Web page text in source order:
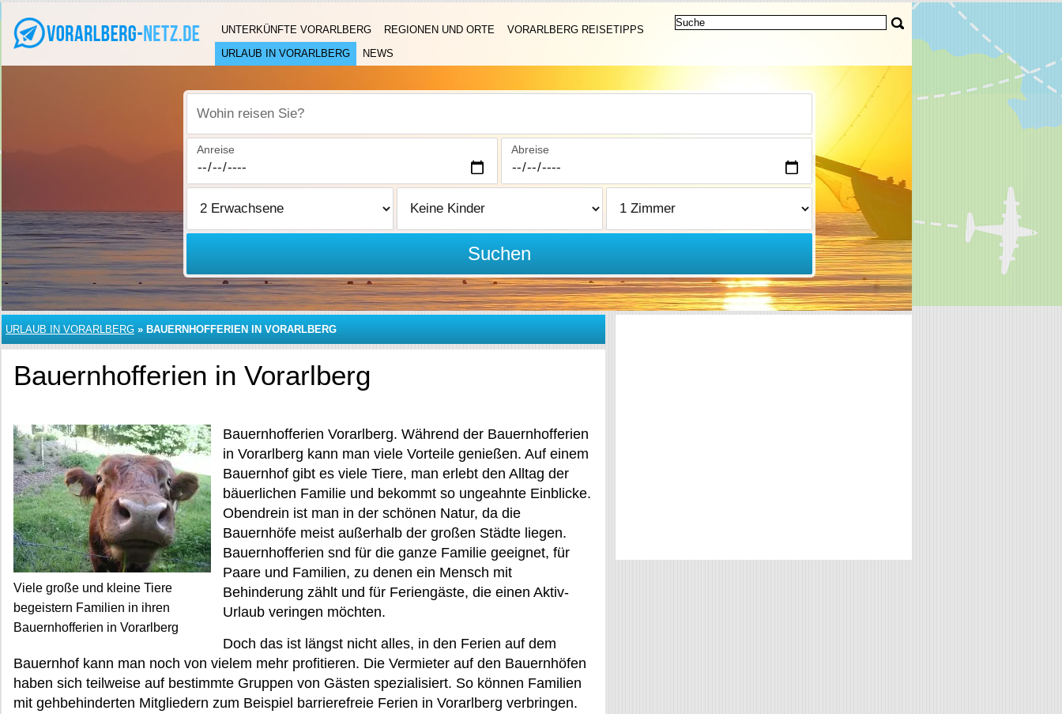
UNTERKÜNFTE VORARLBERG REGIONEN UND ORTE
VORARLBERG REISETIPPS
URLAUB IN VORARLBERG
NEWS
Wohin reisen Sie?
Anreise Abreise
Suchen
URLAUB IN VORARLBERG » BAUERNHOFFERIEN IN VORARLBERG
Bauernhofferien in Vorarlberg
Viele große und kleine Tiere
begeistern Familien in ihren
Bauernhofferien in Vorarlberg
Bauernhofferien Vorarlberg. Während der Bauernhofferien
in Vorarlberg kann man viele Vorteile genießen. Auf einem
Bauernhof gibt es viele Tiere, man erlebt den Alltag der
bäuerlichen Familie und bekommt so ungeahnte Einblicke.
Obendrein ist man in der schönen Natur, da die
Bauernhöfe meist außerhalb der großen Städte liegen.
Bauernhofferien snd für die ganze Familie geeignet, für
Paare und Familien, zu denen ein Mensch mit
Behinderung zählt und für Feriengäste, die einen Aktiv-
Urlaub veringen möchten.
Doch das ist längst nicht alles, in den Ferien auf dem
Bauernhof kann man noch von vielem mehr profitieren. Die Vermieter auf den Bauernhöfen
haben sich teilweise auf bestimmte Gruppen von Gästen spezialisiert. So können Familien
mit gehbehinderten Mitgliedern zum Beispiel barrierefreie Ferien in Vorarlberg verbringen.